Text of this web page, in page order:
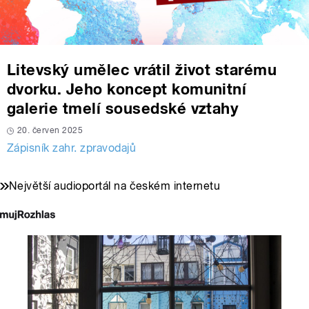
Litevský umělec vrátil život starému
dvorku. Jeho koncept komunitní
galerie tmelí sousedské vztahy
20. červen 2025
Zápisník zahr. zpravodajů
Největší audioportál na českém internetu